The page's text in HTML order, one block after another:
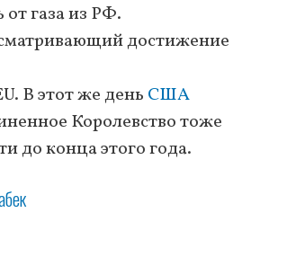
газа из РФ.
достижение
В этот же день США
Королевство тоже
до конца этого года.